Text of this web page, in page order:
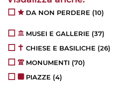
DA NON PERDERE (10)
MUSEI E GALLERIE (37)
CHIESE E BASILICHE (26)
MONUMENTI (70)
PIAZZE (4)